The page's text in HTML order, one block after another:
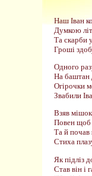
Наш Іван
Думкою
Та скарби
Гроші
Одного
На баштан
Огірочки
Звабили
Взяв
Повен щоб
Та й почав
Стиха
Як підліз
Став він і